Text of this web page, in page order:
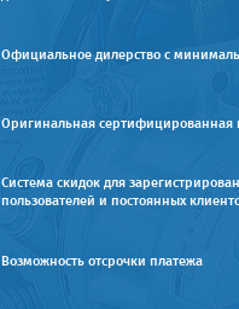
Официальное дилерство с
Оригинальная сертифицированная
Система скидок для
пользователей и постоянных
Возможность отсрочки платежа